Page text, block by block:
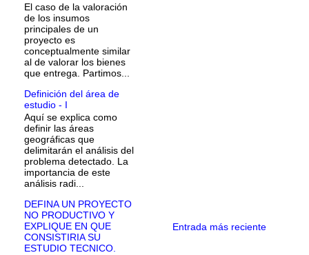
Entrada más reciente
El caso de la valoración
de los insumos
principales de un
proyecto es
conceptualmente similar
al de valorar los bienes
que entrega. Partimos...
Definición del área de
estudio - I
Aquí se explica como
definir las áreas
geográficas que
delimitarán el análisis del
problema detectado. La
importancia de este
análisis radi...
DEFINA UN PROYECTO
NO PRODUCTIVO Y
EXPLIQUE EN QUE
CONSISTIRIA SU
ESTUDIO TECNICO.